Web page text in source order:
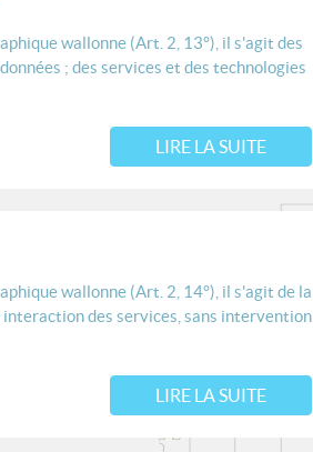
wallonne (Art. 2, 13°), il s'agit des
; des services et des technologies
LIRE LA SUITE
wallonne (Art. 2, 14°), il s'agit de la
interaction des services, sans intervention
LIRE LA SUITE